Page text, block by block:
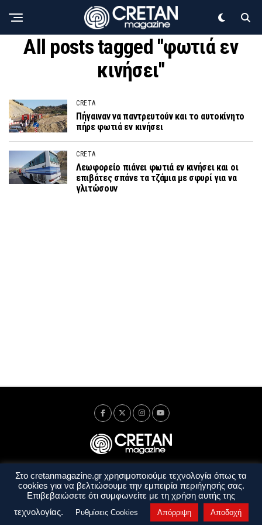
All posts tagged "φωτιά εν
κινήσει"
CRETA
Πήγαιναν να παντρευτούν και το αυτοκίνητο
πήρε φωτιά εν κινήσει
CRETA
Λεωφορείο πιάνει φωτιά εν κινήσει και οι
επιβάτες σπάνε τα τζάμια με σφυρί για να
γλιτώσουν
Ταυτότητα Πολιτική Απορρήτου
Όροι Χρήσης
Όροι και Προϋποθέσεις
Στο cretanmagazine.gr χρησιμοποιούμε τεχνολογία όπως τα
cookies για να βελτιώσουμε την εμπειρία περιήγησής σας.
Επιβεβαιώσετε ότι συμφωνείτε με τη χρήση αυτής της
τεχνολογίας.
Ρυθμίσεις Cookies Απόρριψη Αποδοχή